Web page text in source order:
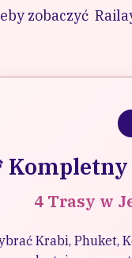
zobaczyć
4 Trasy w
Krabi, Phuket,